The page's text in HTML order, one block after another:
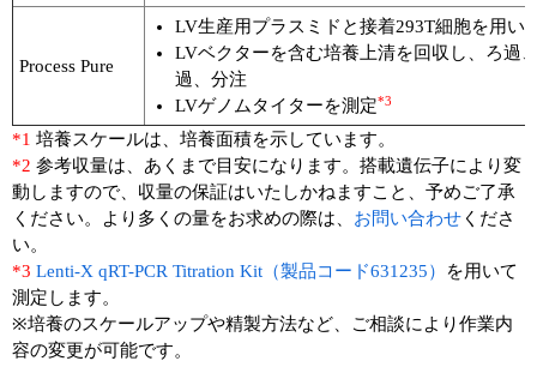
Process Pure
LV生産用プラスミドと接着293T細胞を用い
LVベクターを含む培養上清を回収し、ろ過
過、分注
LVゲノムタイターを測定*3
*1 培養スケールは、培養面積を示しています。
*2 参考収量は、あくまで目安になります。搭載遺伝子により変
動しますので、収量の保証はいたしかねますこと、予めご了承
ください。より多くの量をお求めの際は、 お問い合わせ くださ
い。
*3 Lenti-X qRT-PCR Titration Kit（製品コード631235）
を用いて
測定します。
※培養のスケールアップや精製方法など、ご相談により作業内
容の変更が可能です。